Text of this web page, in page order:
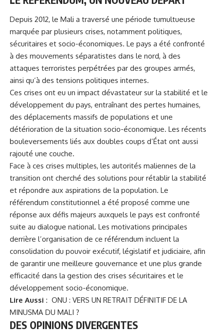
Depuis 2012, le Mali a traversé une période tumultueuse
marquée par plusieurs crises, notamment politiques,
sécuritaires et socio-économiques. Le pays a été confronté
à des mouvements séparatistes dans le nord, à des
attaques terroristes perpétrées par des groupes armés,
ainsi qu’à des tensions politiques internes.
Ces crises ont eu un impact dévastateur sur la stabilité et le
développement du pays, entraînant des pertes humaines,
des déplacements massifs de populations et une
détérioration de la situation socio-économique. Les récents
bouleversements liés aux doubles coups d’État ont aussi
rajouté une couche.
Face à ces crises multiples, les autorités maliennes de la
transition ont cherché des solutions pour rétablir la stabilité
et répondre aux aspirations de la population. Le
référendum constitutionnel a été proposé comme une
réponse aux défis majeurs auxquels le pays est confronté
suite au dialogue national. Les motivations principales
derrière l’organisation de ce référendum incluent la
consolidation du pouvoir exécutif, législatif et judiciaire, afin
de garantir une meilleure gouvernance et une plus grande
efficacité dans la gestion des crises sécuritaires et le
développement socio-économique.
Lire Aussi : ONU : VERS UN RETRAIT DÉFINITIF DE LA
MINUSMA DU MALI ?
DES OPINIONS DIVERGENTES